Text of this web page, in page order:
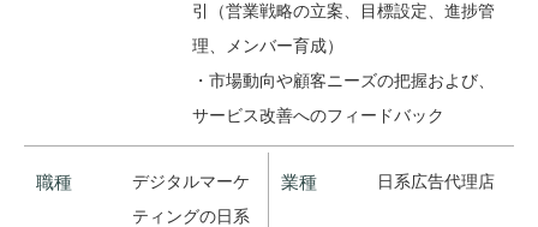
引（営業戦略の立案、目標設定、進捗管
理、メンバー育成）
・市場動向や顧客ニーズの把握および、
サービス改善へのフィードバック
職種
デジタルマーケ
ティングの日系
業種 日系広告代理店